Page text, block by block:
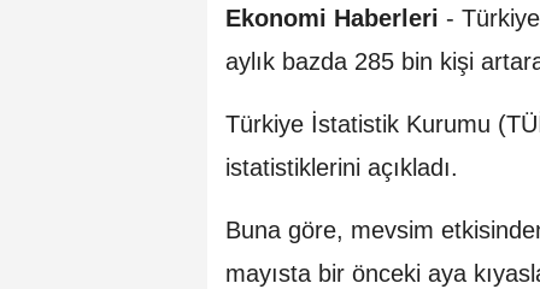
Ekonomi Haberleri -
aylık bazda 285 bin kişi
Türkiye İstatistik Kurumu
istatistiklerini açıkladı.
Buna göre, mevsim
mayısta bir önceki aya